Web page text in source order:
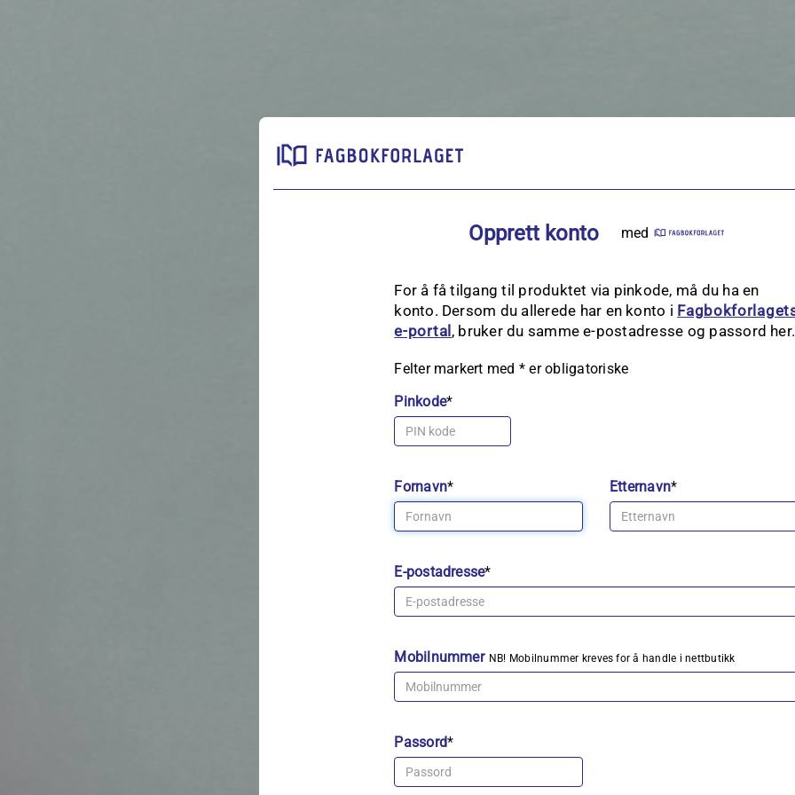
Opprett konto med
For å få tilgang til produktet via pinkode, må du ha en
konto. Dersom du allerede har en konto i
e‑portal, bruker du samme e-postadresse og passord her.
Felter markert med * er obligatoriske
Pinkode*
Fornavn* Etternavn*
E-postadresse*
Mobilnummer NB! Mobilnummer kreves for å handle i nettbutikk
Passord*